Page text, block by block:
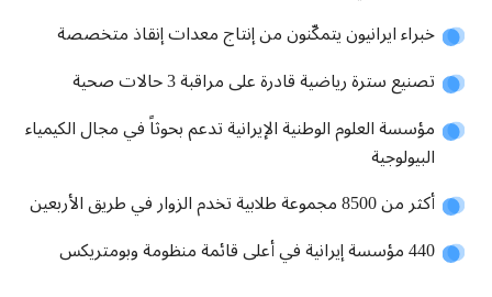
خبراء ايرانيون يتمكّنون من إنتاج معدات إنقاذ متخصصة
تصنيع سترة رياضية قادرة على مراقبة 3 حالات صحية
مؤسسة العلوم الوطنية الإيرانية تدعم بحوثاً في مجال الكيمياء
البيولوجية
أكثر من 8500 مجموعة طلابية تخدم الزوار في طريق الأربعين
440 مؤسسة إيرانية في أعلى قائمة منظومة وبومتريکس